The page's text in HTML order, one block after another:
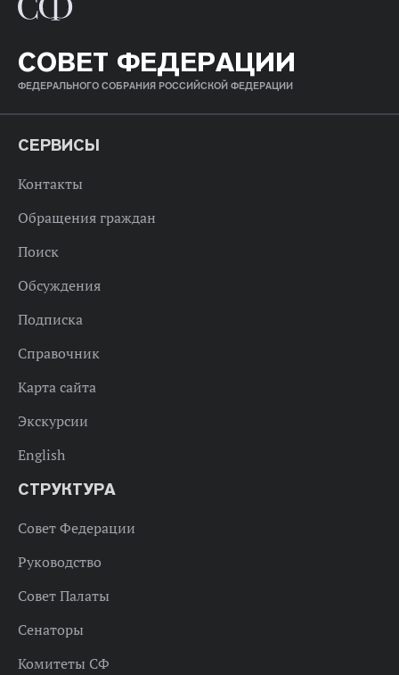
СОВЕТ ФЕДЕРАЦИИ
ФЕДЕРАЛЬНОГО СОБРАНИЯ РОССИЙСКОЙ ФЕДЕРАЦИИ
СЕРВИСЫ
Контакты
Обращения граждан
Поиск
Обсуждения
Подписка
Справочник
Карта сайта
Экскурсии
English
СТРУКТУРА
Совет Федерации
Руководство
Совет Палаты
Сенаторы
Комитеты СФ